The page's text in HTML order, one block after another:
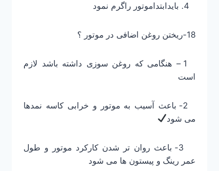
بایدابتداموتور راگرم نمود
18-ریختن روغن اضافی در موتور ؟
1 – هنگامی که روغن سوزی داشته باشد لازم
است
2- باعث آسیب به موتور و خرابی کاسه نمدها
می شود
3- باعث روان تر شدن کارکرد موتور و طول
عمر رینگ و پیستون ها می شود